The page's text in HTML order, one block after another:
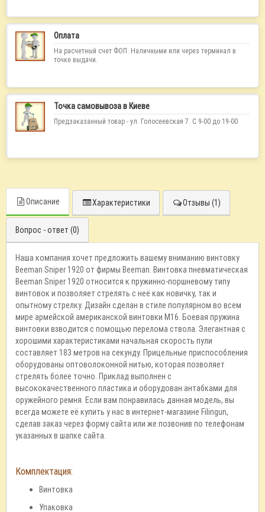
Оплата
На расчетный счет ФОП. Наличными или через терминал в
точке выдачи.
Точка самовывоза в Киеве
Предзаказанный товар - ул. Голосеевская 7. С 9-00 до 19-00
Описание Характеристики Отзывы (1)
Вопрос - ответ (0)
Наша компания хочет предложить вашему вниманию винтовку
Beeman Sniper 1920 от фирмы Beeman. Винтовка пневматическая
Beeman Sniper 1920 относится к пружинно-поршневому типу
винтовок и позволяет стрелять с неё как новичку, так и
опытному стрелку. Дизайн сделан в стиле популярном во всем
мире армейской американской винтовки M16. Боевая пружина
винтовки взводится с помощью перелома ствола. Элегантная с
хорошими характеристиками начальная скорость пули
составляет 183 метров на секунду. Прицельные приспособления
оборудованы оптоволоконной нитью, которая позволяет
стрелять более точно. Приклад выполнен с
высококачественного пластика и оборудован антабками для
оружейного ремня. Если вам понравилась данная модель, вы
всегда можете её купить у нас в интернет-магазине Filingun,
сделав заказ через форму сайта или же позвонив по телефонам
указанных в шапке сайта.
Комплектация:
Винтовка
Упаковка